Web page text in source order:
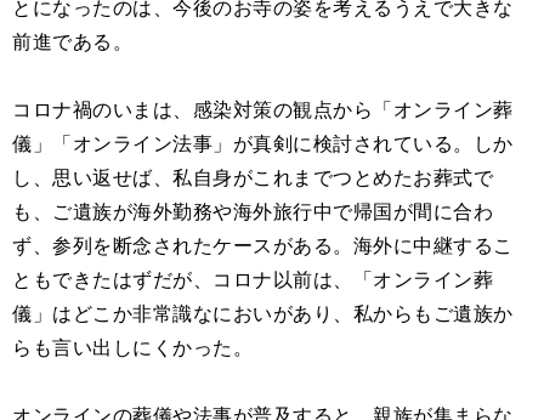
とになったのは、今後のお寺の姿を考えるうえで大きな
前進である。
コロナ禍のいまは、感染対策の観点から「オンライン葬
儀」「オンライン法事」が真剣に検討されている。しか
し、思い返せば、私自身がこれまでつとめたお葬式で
も、ご遺族が海外勤務や海外旅行中で帰国が間に合わ
ず、参列を断念されたケースがある。海外に中継するこ
ともできたはずだが、コロナ以前は、「オンライン葬
儀」はどこか非常識なにおいがあり、私からもご遺族か
らも言い出しにくかった。
オンラインの葬儀や法事が普及すると、親族が集まらな